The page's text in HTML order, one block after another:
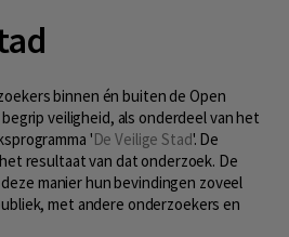
binnen én buiten de Open
veiligheid, als onderdeel van het
'De Veilige Stad'. De
resultaat van dat onderzoek. De
manier hun bevindingen zoveel
met andere onderzoekers en